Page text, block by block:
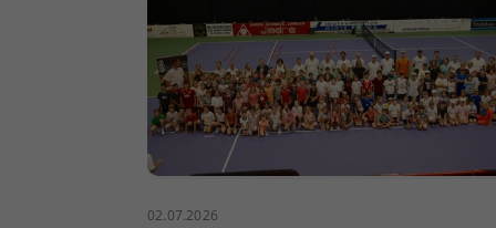
02.07.2026